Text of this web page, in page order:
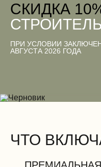
CКИДКА
ПРИ УСЛОВИИ
АВГУСТА 2026 ГОДА
ЧТО